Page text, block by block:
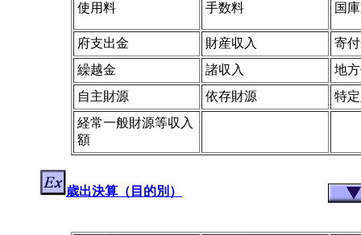
使用料 手数料 国
府支出金 財産収入
寄
繰越金
諸収入
地
自主財源
依存財源
特
経常一般財源等収入
額
歳出決算（目的別）